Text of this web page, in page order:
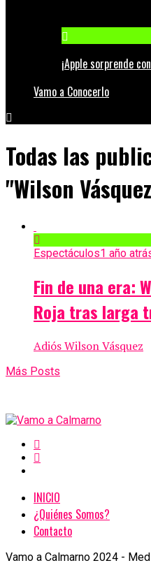
¡Apple sorprende
Vamo a Conocerlo
Todas las
"Wilson
Espectáculos1 año
Fin de una era:
Roja tras larga
Adiós Wilson Vásquez
Más Posts
INICIO
¿Quiénes Somos?
Contacto
Vamo a Calmarno 2024 -